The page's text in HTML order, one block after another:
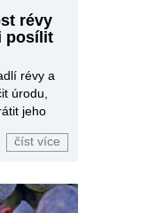
révy
posílit
révy a
úrodu,
jeho
číst více